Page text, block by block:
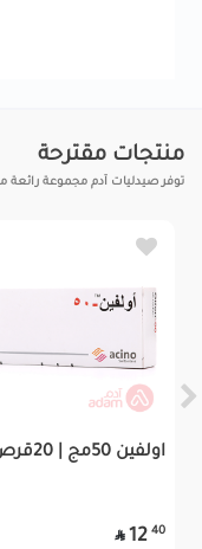
منتجات مقترحة
توفر صيدليات آدم مجموعة رائعة
اولفين 50مج | 20قرص
40
12
